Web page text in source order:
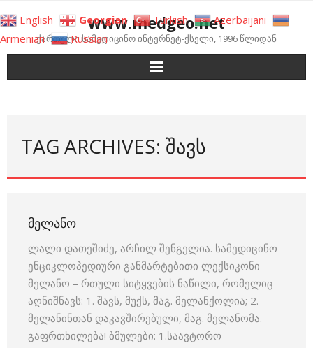
to
content
www.medgeo.net
ქართული სამედიცინო ინტერნეტ-ქსელი, 1996 წლიდან
TAG ARCHIVES: ᲨᲐᲕᲡ
ᲛᲔᲚᲐᲜᲝ
ლალი დათეშიძე, არჩილ შენგელია. სამედიცინო
ენციკლოპედიური განმარტებითი ლექსიკონი
მელანო – რთული სიტყვების ნაწილი, რომელიც
აღნიშნავს: 1. შავს, მუქს, მაგ. მელანქოლია; 2.
მელანინთან დაკავშირებული, მაგ. მელანომა.
გაფრთხილება! ბმულები: 1.საავტორო
English Georgian Turkish
Azerbaijani
Armenian
Russian